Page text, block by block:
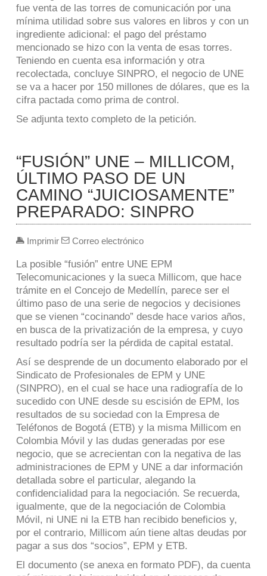
fue venta de las torres de comunicación por una
mínima utilidad sobre sus valores en libros y con un
ingrediente adicional: el pago del préstamo
mencionado se hizo con la venta de esas torres.
Teniendo en cuenta esa información y otra
recolectada, concluye SINPRO, el negocio de UNE
se va a hacer por 150 millones de dólares, que es la
cifra pactada como prima de control.
Se adjunta texto completo de la petición.
“FUSIÓN” UNE – MILLICOM,
ÚLTIMO PASO DE UN
CAMINO “JUICIOSAMENTE”
PREPARADO: SINPRO
Imprimir Correo electrónico
La posible “fusión” entre UNE EPM
Telecomunicaciones y la sueca Millicom, que hace
trámite en el Concejo de Medellín, parece ser el
último paso de una serie de negocios y decisiones
que se vienen “cocinando” desde hace varios años,
en busca de la privatización de la empresa, y cuyo
resultado podría ser la pérdida de capital estatal.
Así se desprende de un documento elaborado por el
Sindicato de Profesionales de EPM y UNE
(SINPRO), en el cual se hace una radiografía de lo
sucedido con UNE desde su escisión de EPM, los
resultados de su sociedad con la Empresa de
Teléfonos de Bogotá (ETB) y la misma Millicom en
Colombia Móvil y las dudas generadas por ese
negocio, que se acrecientan con la negativa de las
administraciones de EPM y UNE a dar información
detallada sobre el particular, alegando la
confidencialidad para la negociación. Se recuerda,
igualmente, que de la negociación de Colombia
Móvil, ni UNE ni la ETB han recibido beneficios y,
por el contrario, Millicom aún tiene altas deudas por
pagar a sus dos “socios”, EPM y ETB.
El documento (se anexa en formato PDF), da cuenta